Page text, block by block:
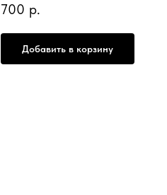
700 р.
Добавить в корзину